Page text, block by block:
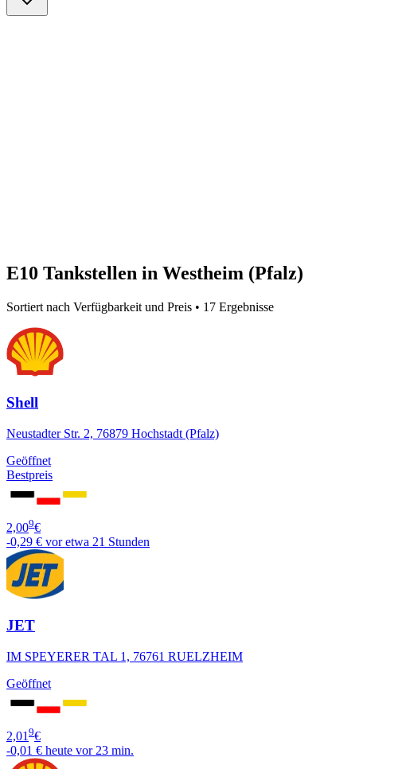
E10 Tankstellen in Westheim (Pfalz)
Sortiert nach Verfügbarkeit und Preis • 17 Ergebnisse
Shell
Neustadter Str. 2, 76879 Hochstadt (Pfalz)
Geöffnet
Bestpreis
2,009€
-0,29 € vor etwa 21 Stunden
JET
IM SPEYERER TAL 1, 76761 RUELZHEIM
Geöffnet
2,01 9€
-0,01 € heute vor 23 min.